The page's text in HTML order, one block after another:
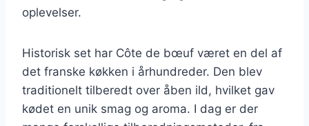
oplevelser.
Historisk set har Côte de bœuf været en del af
det franske køkken i århundreder. Den blev
traditionelt tilberedt over åben ild, hvilket gav
kødet en unik smag og aroma. I dag er der